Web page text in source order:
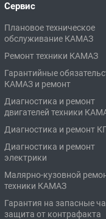
Сервис
Плановое техническое
обслуживание КАМАЗ
Ремонт техники КАМАЗ
Гарантийные
КАМАЗ и ремонт
Диагностика и ремонт
двигателей техники
Диагностика и ремонт
Диагностика и ремонт
электрики
Малярно-кузовной
техники КАМАЗ
Гарантия на запасные
защита от контрафакта